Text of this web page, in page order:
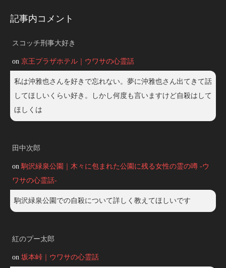
記事内コメント
スコッチ刑事大好き
on 京王プラザホテル｜ウワサの心霊話
私は沖雅也さんを好きで忘れない。夢に沖雅也さん出てきて話
してほしいくらい好き。しかし何度も言いますけど自殺はして
ほしくは
田中次郎
on駒沢緑泉公園｜木々に包まれた公園に残る女性の霊の噂 -ウ
ワサの心霊話-
駒沢緑泉公園での自殺について詳しく教えてほしいです
紅のプー太郎
on 坂本峠｜ウワサの心霊話